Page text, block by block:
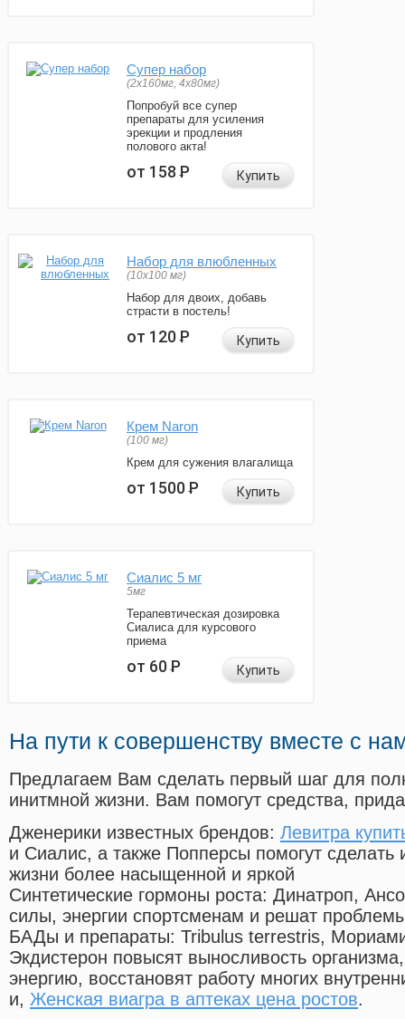
Супер набор
(2х160мг, 4х80мг)
Попробуй все супер
препараты для усиления
эрекции и продления
полового акта!
от 158Р Купить
Набор для влюбленных
(10х100 мг)
Набор для двоих, добавь
страсти в постель!
от 120Р Купить
Крем Naron
(100 мг)
Крем для сужения влагалища
от 1500Р Купить
Сиалис 5 мг
5мг
Терапевтическая дозировка
Сиалиса для курсового
приема
от 60Р Купить
На пути к совершенству вместе с
Предлагаем Вам сделать первый шаг для
инитмной жизни. Вам помогут средства,
Дженерики известных брендов: Левитра
и Сиалис, а также Попперсы помогут
жизни более насыщенной и яркой
Синтетические гормоны роста: Динатроп,
силы, энергии спортсменам и решат
БАДы и препараты: Tribulus terrestris,
Экдистерон повысят выносливость
энергию, восстановят работу многих
и, Женская виагра в аптеках цена ростов.